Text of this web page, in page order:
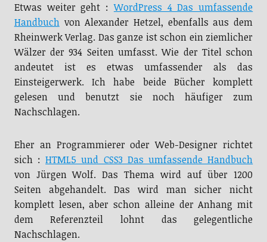
Etwas weiter geht :WordPress 4 Das umfassende
Handbuchvon Alexander Hetzel, ebenfalls aus dem
Rheinwerk Verlag. Das ganze ist schon ein ziemlicher
Wälzer der 934 Seiten umfasst. Wie der Titel schon
andeutet ist es etwas umfassender als das
Einsteigerwerk. Ich habe beide Bücher komplett
gelesen und benutzt sie noch häufiger zum
Nachschlagen.
Eher an Programmierer oder Web-Designer richtet
sich :HTML5 und CSS3 Das umfassende Handbuch
von Jürgen Wolf. Das Thema wird auf über 1200
Seiten abgehandelt. Das wird man sicher nicht
komplett lesen, aber schon alleine der Anhang mit
dem Referenzteil lohnt das gelegentliche
Nachschlagen.